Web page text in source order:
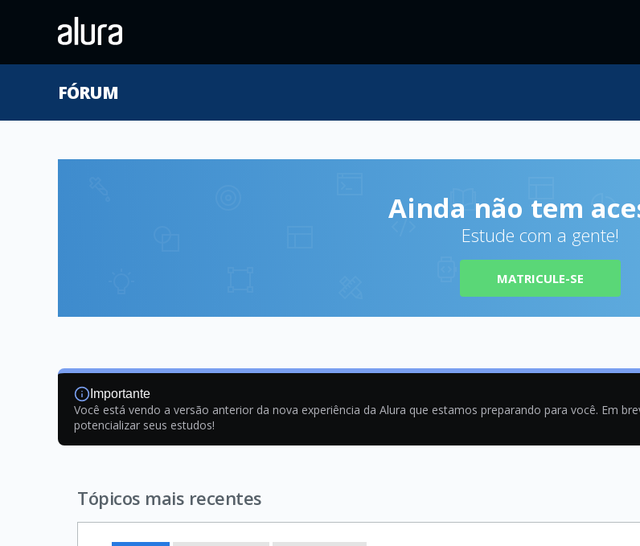
FÓRUM
Ainda não tem
Estude com a gente!
MATRICULE-SE
Importante
Você está vendo a versão anterior da nova experiência da Alura que estamos preparando para você. Em
potencializar seus estudos!
Tópicos mais recentes